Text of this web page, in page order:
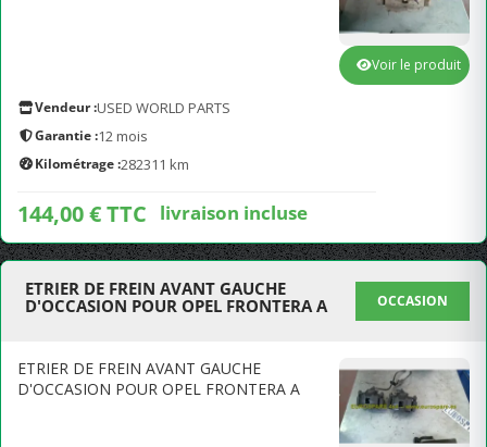
Vendeur :USED WORLD PARTS
Garantie :12 mois
Kilométrage :282311 km
144,00 € TTC livraison incluse
Voir le produit
ETRIER DE FREIN AVANT GAUCHE
D'OCCASION POUR OPEL FRONTERA A
OCCASION
ETRIER DE FREIN AVANT GAUCHE
D'OCCASION POUR OPEL FRONTERA A